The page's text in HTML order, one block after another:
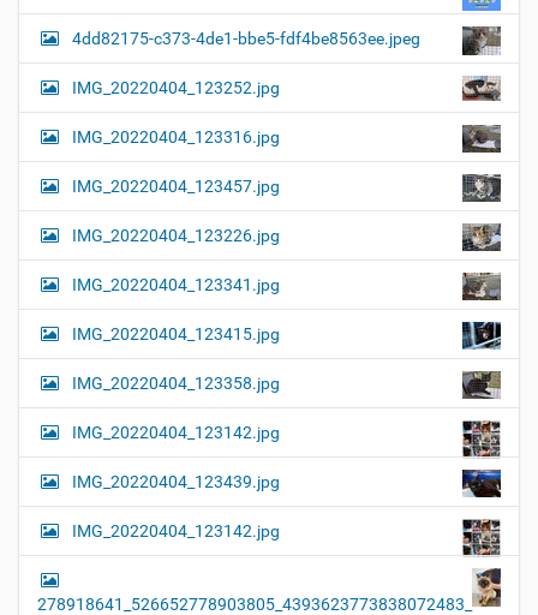
l
e
…
g
a
t
i
o
n
4dd82175-c373-4de1-bbe5-fdf4be8563ee.jpeg
IMG_20220404_123252.jpg
IMG_20220404_123316.jpg
IMG_20220404_123457.jpg
IMG_20220404_123226.jpg
IMG_20220404_123341.jpg
IMG_20220404_123415.jpg
IMG_20220404_123358.jpg
IMG_20220404_123142.jpg
IMG_20220404_123439.jpg
IMG_20220404_123142.jpg
278918641_526652778903805_4393623773838072483_